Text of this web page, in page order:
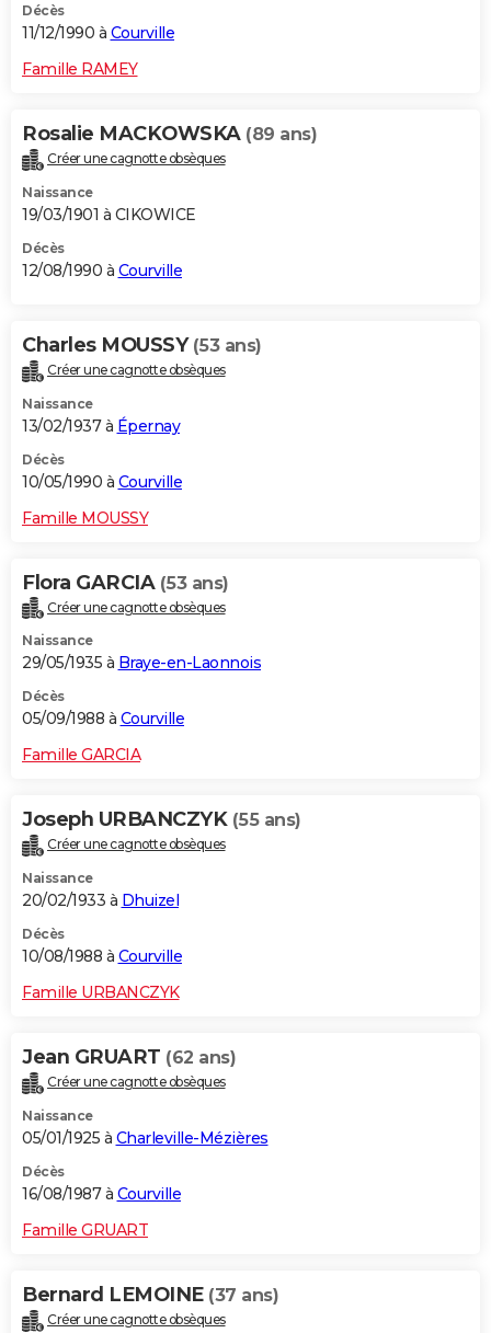
Décès
11/12/1990 à Courville
Famille RAMEY
Rosalie MACKOWSKA (89 ans)
Créer une cagnotte obsèques
Naissance
19/03/1901 à CIKOWICE
Décès
12/08/1990 à Courville
Charles MOUSSY (53 ans)
Créer une cagnotte obsèques
Naissance
13/02/1937 à Épernay
Décès
10/05/1990 à Courville
Famille MOUSSY
Flora GARCIA (53 ans)
Créer une cagnotte obsèques
Naissance
29/05/1935 à Braye-en-Laonnois
Décès
05/09/1988 à Courville
Famille GARCIA
Joseph URBANCZYK (55 ans)
Créer une cagnotte obsèques
Naissance
20/02/1933 à Dhuizel
Décès
10/08/1988 à Courville
Famille URBANCZYK
Jean GRUART (62 ans)
Créer une cagnotte obsèques
Naissance
05/01/1925 à Charleville-Mézières
Décès
16/08/1987 à Courville
Famille GRUART
Bernard LEMOINE (37 ans)
Créer une cagnotte obsèques